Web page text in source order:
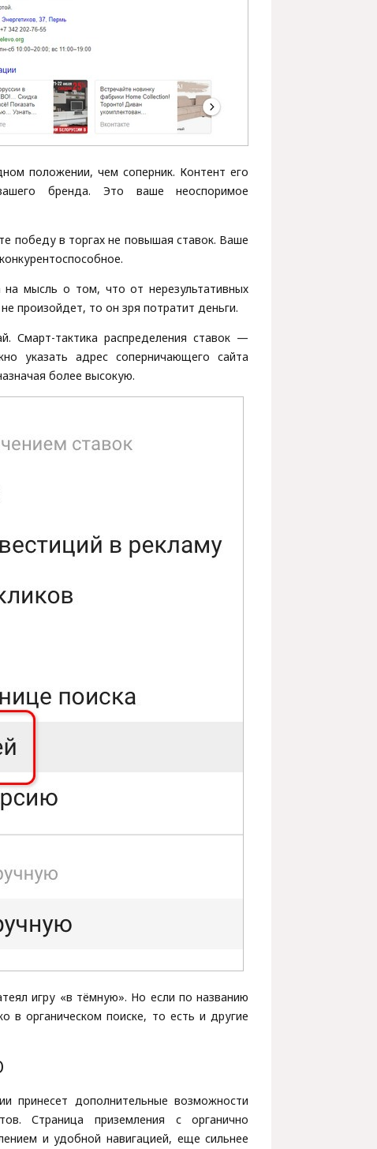
положении, чем соперник. Контент его
бренда. Это ваше неоспоримое
победу в торгах не повышая ставок. Ваше
на мысль о том, что от нерезультативных
произойдет, то он зря потратит деньги.
Смарт-тактика распределения ставок —
указать адрес соперничающего сайта
более высокую.
игру «в тёмную». Но если по названию
в органическом поиске, то есть и другие
принесет дополнительные возможности
Страница приземления с органично
и удобной навигацией, еще сильнее